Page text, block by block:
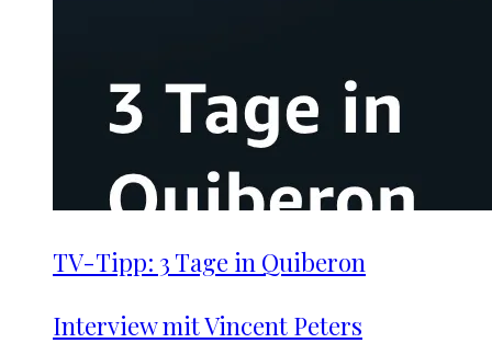
TV-Tipp: 3 Tage in Quiberon
Interview mit Vincent Peters